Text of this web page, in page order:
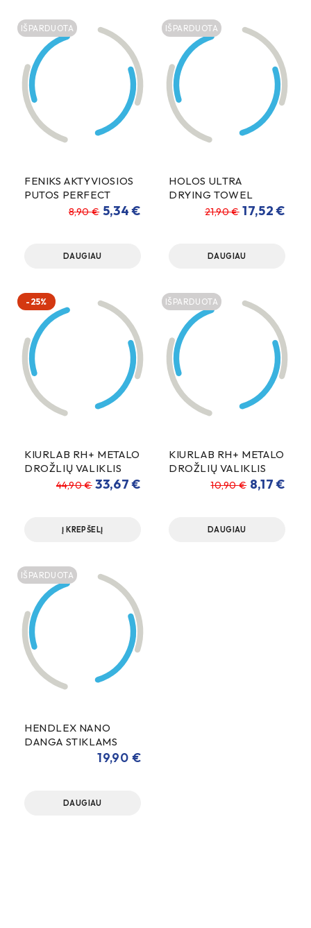
IŠPARDUOTA
FENIKS AKTYVIOSIOS
PUTOS PERFECT
FOAM 1000ml
8,90€ 5,34€
DAUGIAU
IŠPARDUOTA
HOLOS ULTRA
DRYING TOWEL
SAUSINIMO ŠLUOSTĖ
21,90€ 17,52€
DAUGIAU
-25%
KIURLAB RH+ METALO
DROŽLIŲ VALIKLIS
5000ml44,90€ 33,67€
Į KREPŠELĮ
IŠPARDUOTA
KIURLAB RH+ METALO
DROŽLIŲ VALIKLIS
10,90€ 8,17€
DAUGIAU
IŠPARDUOTA
HENDLEX NANO
DANGA STIKLAMS
19,90 €
DAUGIAU